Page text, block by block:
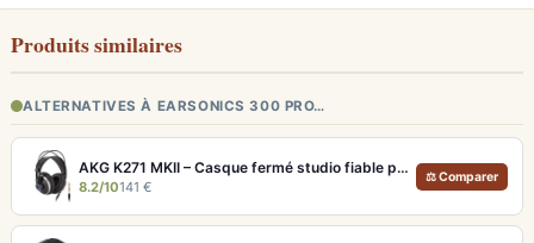
Produits similaires
ALTERNATIVES À EARSONICS 300 PRO…
AKG K271 MKII – Casque fermé studio fiable pour une écoute neutre
8.2/10141 €
⚖ Comparer